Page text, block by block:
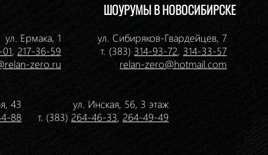
ШОУРУМЫ В НОВОСИБИРСКЕ
ул. Ермака, 1
, 217-36-59
zero.ru
ул. Сибиряков-Гвардейцев, 7
т. (383) 314-93-72, 314-33-57
relan-zero@hotmail.com
43
88
ул. Инская, 56, 3 этаж
т. (383) 264-46-33, 264-49-49